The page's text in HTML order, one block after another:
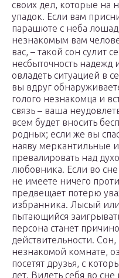
своих дел, которые на
упадок. Если вам
парашюте с неба
незнакомым вам
вас, – такой сон сулит
несбыточность надежд
овладеть ситуацией в
вы вдруг
голого незнакомца и
связь – ваша
всем будет вносить
родных; если же вы
наяву меркантильные
превалировать над
любовника. Если во
не имеете ничего
предвещает потерю
избранника. Лысый
пытающийся
персона станет
действительности.
незнакомой комнате,
посетят друзья, с
лет. Видеть себя во